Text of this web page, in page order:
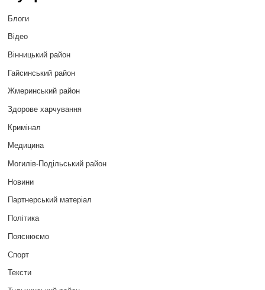
Блоги
Відео
Вінницький район
Гайсинський район
Жмеринський район
Здорове харчування
Кримінал
Медицина
Могилів-Подільський район
Новини
Партнерський матеріал
Політика
Пояснюємо
Спорт
Тексти